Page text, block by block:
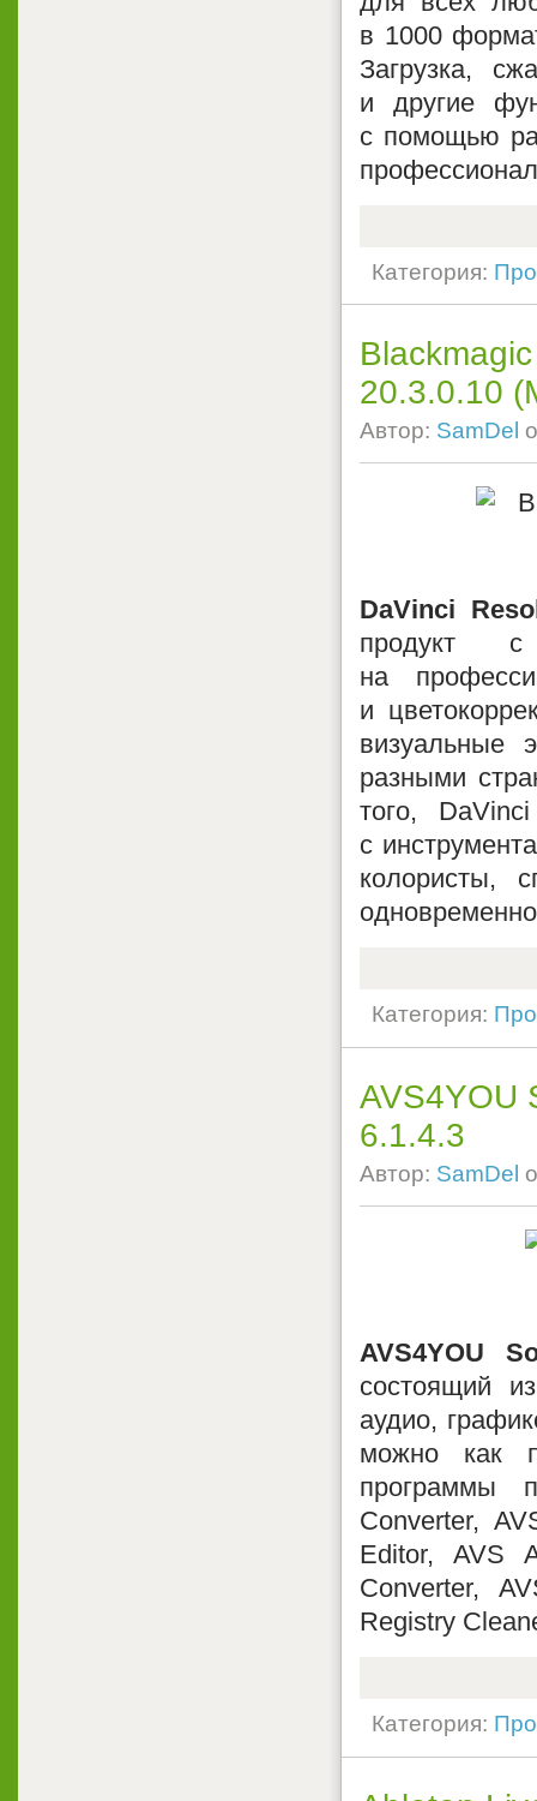
в 1000
Загрузка,
и другие
с помощью
Категория:
20.3.0.10
Автор: SamDel
DaVinci
продукт
на
и
визуальные
разными
того,
с
колористы,
Категория:
AVS4YOU
6.1.4.3
Автор: SamDel
AVS4YOU
состоящий
аудио,
можно как
программы
Converter,
Editor, AVS
Converter,
Registry
Категория: